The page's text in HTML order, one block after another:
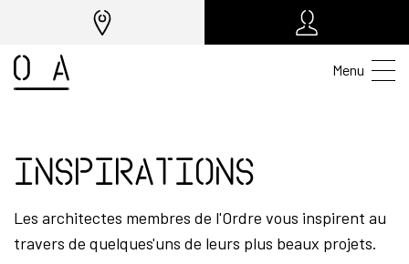
Menu
Inspirations
Les architectes membres de l'Ordre vous inspirent au
travers de quelques'uns de leurs plus beaux projets.